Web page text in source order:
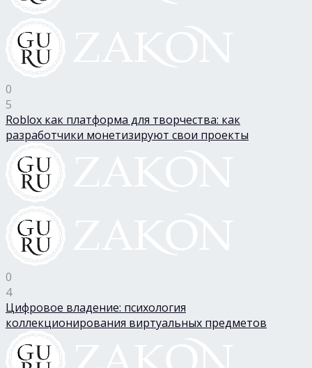
0
5
Roblox как платформа для творчества: как
разработчики монетизируют свои проекты
0
4
Цифровое владение: психология
коллекционирования виртуальных предметов